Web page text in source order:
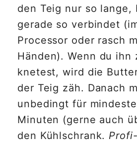
den Teig nur so lange,
gerade so verbindet
Processor oder rasch
Händen). Wenn du ihn
knetest, wird die
der Teig zäh. Danach
unbedingt für
Minuten (gerne auch
den Kühlschrank.